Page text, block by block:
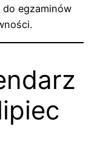
egzaminów